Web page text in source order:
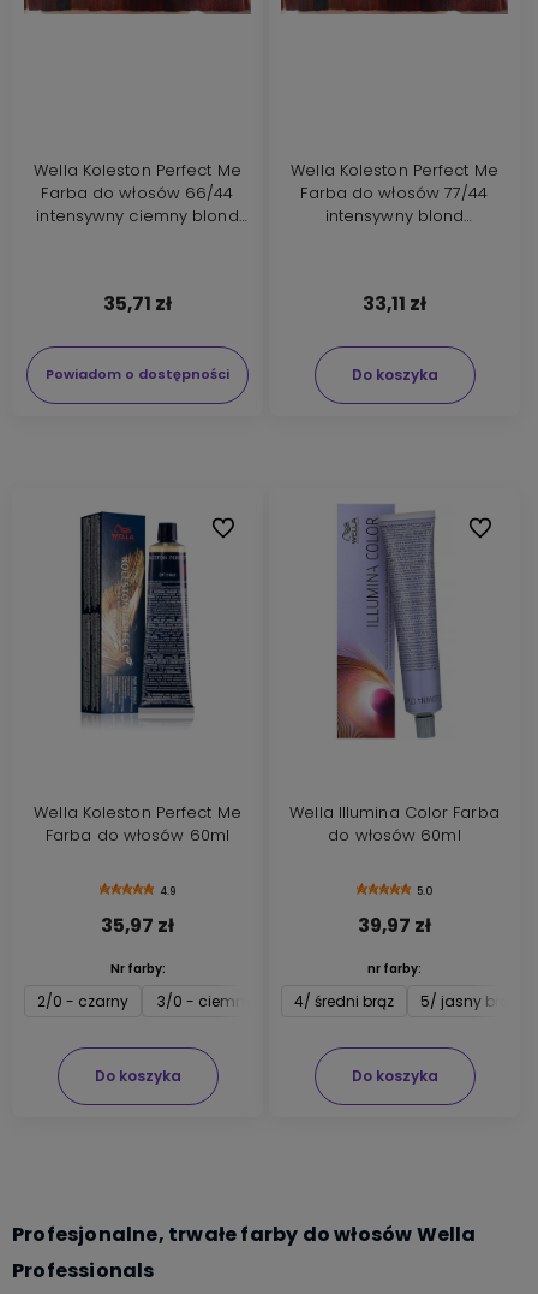
Wella Koleston Perfect Me
Farba do włosów 66/44
intensywny ciemny blond
35,71 zł
Powiadom o dostępności
Wella Koleston Perfect Me
Farba do włosów 77/44
intensywny blond
33,11 zł
Do koszyka
Wella Koleston Perfect Me
Farba do włosów 60ml
4.9
35,97 zł
Nr farby:
2/0 - czarny 3/0 - ciemny brąz 4/0 - średni brąz 5/0 - jasny
Do koszyka
Do ulubionych
Wella Illumina Color Farba
do włosów 60ml
5.0
39,97 zł
nr farby:
4/ średni brąz 5/ jasny brąz
Do koszyka
Do
Profesjonalne, trwałe farby do włosów Wella
Professionals